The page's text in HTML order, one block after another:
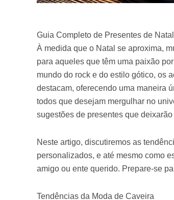
Guia Completo de Presentes de
À medida que o Natal se aproxima,
para aqueles que têm uma paixão
mundo do rock e do estilo gótico, os
destacam, oferecendo uma maneira
todos que desejam mergulhar no
sugestões de presentes que
Neste artigo, discutiremos as
personalizados, e até mesmo como
amigo ou ente querido. Prepare-se
Tendências da Moda de Caveira